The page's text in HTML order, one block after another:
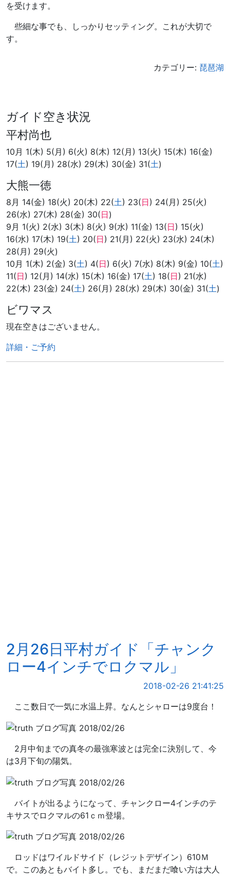
を受けます。
些細な事でも、しっかりセッティング。これが大切で
す。
カテゴリー: 琵琶湖
ガイド空き状況
平村尚也
10月 1(木) 5(月) 6(火) 8(木) 12(月) 13(火) 15(木) 16(金)
17(土) 19(月) 28(水) 29(木) 30(金) 31(土)
大熊一徳
8月 14(金) 18(火) 20(木) 22(土) 23(日) 24(月) 25(火)
26(水) 27(木) 28(金) 30(日)
9月 1(火) 2(水) 3(木) 8(火) 9(水) 11(金) 13(日) 15(火)
16(水) 17(木) 19(土) 20(日) 21(月) 22(火) 23(水) 24(木)
28(月) 29(火)
10月 1(木) 2(金) 3(土) 4(日) 6(火) 7(水) 8(木) 9(金) 10(土)
11(日) 12(月) 14(水) 15(木) 16(金) 17(土) 18(日) 21(水)
22(木) 23(金) 24(土) 26(月) 28(水) 29(木) 30(金) 31(土)
ビワマス
現在空きはございません。
詳細・ご予約
2月26日平村ガイド「チャンク
ロー4インチでロクマル」
2018-02-26 21:41:25
ここ数日で一気に水温上昇。なんとシャローは9度台！
2月中旬までの真冬の最強寒波とは完全に決別して、今
は3月下旬の陽気。
バイトが出るようになって、チャンクロー4インチのテ
キサスでロクマルの61ｃｍ登場。
ロッドはワイルドサイド（レジットデザイン）610Ｍ
で。このあともバイト多し。でも、まだまだ喰い方は大人